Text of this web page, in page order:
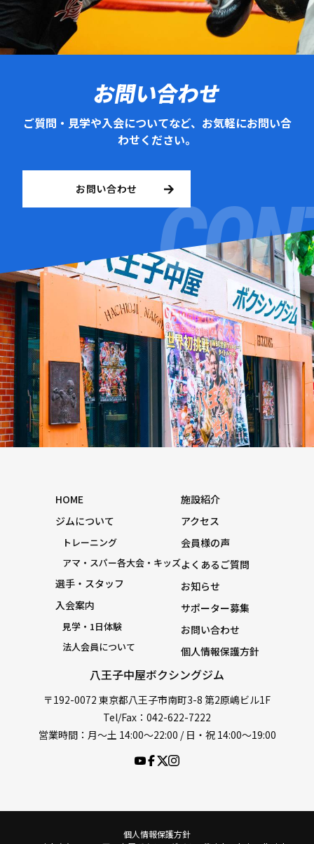
お問い合わせ
ご質問・見学や入会についてなど、お気軽にお問い合
わせください。
お問い合わせ
八王子中屋ボクシングジム
〒192-0072 東京都八王子市南町3-8 第2原嶋ビル1F
Tel/Fax：042-622-7222
営業時間：月〜土 14:00〜22:00 / 日・祝 14:00〜19:00
HOME
ジムについて
トレーニング
アマ・スパー各大会・キッズ
選手・スタッフ
入会案内
見学・1日体験
法人会員について
施設紹介
アクセス
会員様の声
よくあるご質問
お知らせ
サポーター募集
お問い合わせ
個人情報保護方針
個人情報保護方針